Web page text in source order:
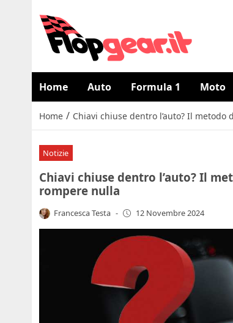
Home Auto Formula 1 Moto
Home / Chiavi chiuse dentro l’auto? Il
Notizie
Chiavi chiuse dentro l’auto? Il
rompere nulla
Francesca Testa - 12 Novembre 2024